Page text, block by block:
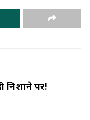
निशाने पर!